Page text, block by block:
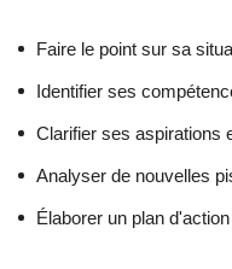
Faire le point sur sa
Identifier ses
Clarifier ses aspirations
Analyser de nouvelles
Élaborer un plan